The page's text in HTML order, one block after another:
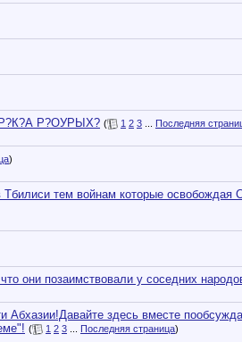
Р?ОУРЫХ? ( 1 2 3 Последняя
)
тем войнам которые освобождая
они позаимствовали у соседних
здесь вместе
( 1 2 3 Последняя страница)